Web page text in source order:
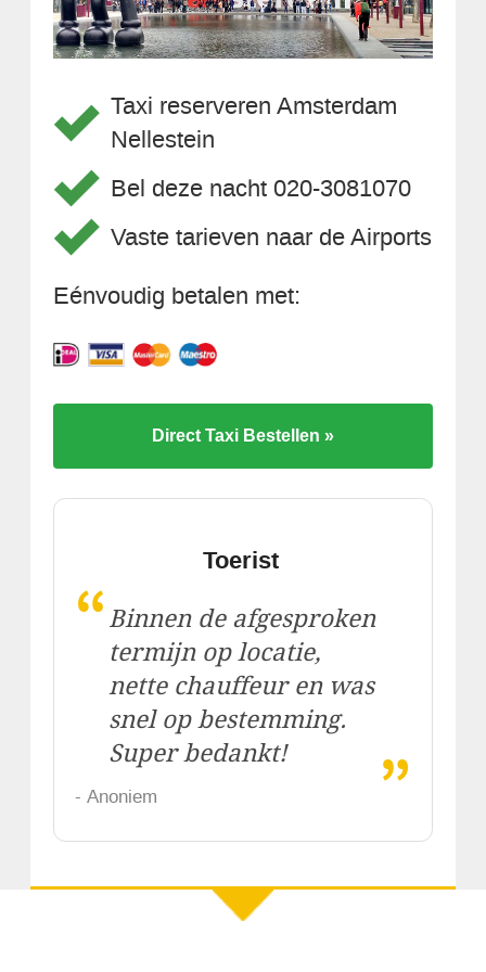
Taxi reserveren Amsterdam
Nellestein
Bel deze nacht 020-3081070
Vaste tarieven naar de Airports
Eénvoudig betalen met:
Direct Taxi Bestellen »
Toerist
“ Binnen de afgesproken
termijn op locatie,
nette chauffeur en was
snel op bestemming.
Super bedankt!
„
- Anoniem